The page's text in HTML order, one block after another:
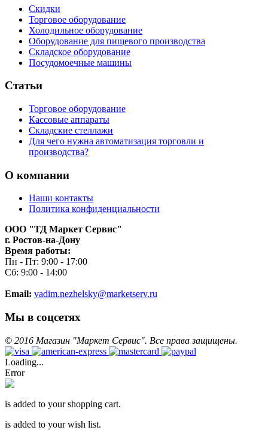
Скидки
Торговое оборудование
Холодильное оборудование
Оборудование для пищевого производства
Складское оборудование
Посудомоечные машины
Статьи
Торговое оборудование
Кассовые аппараты
Складские стеллажи
Для чего нужна автоматизация торговли и
производства?
О компании
Наши контакты
Политика конфиденциальности
ООО "ТД Маркет Сервис"
г. Ростов-на-Дону
Время работы:
Пн - Пт: 9:00 - 17:00
Сб: 9:00 - 14:00
Email: vadim.nezhelsky@marketserv.ru
Мы в соцсетях
© 2016 Магазин "Маркет Сервис". Все права защищены.
Loading...
Error
is added to your shopping cart.
is added to your wish list.